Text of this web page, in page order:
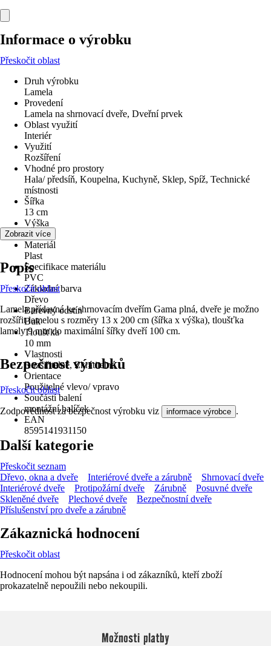
Informace o výrobku
Přeskočit oblast
Druh výrobku
Lamela
Provedení
Lamela na shrnovací dveře, Dveřní prvek
Oblast využití
Interiér
Využití
Rozšíření
Vhodné pro prostory
Hala/ předsíň, Koupelna, Kuchyně, Sklep, Spíž, Technické
místnosti
Šířka
13 cm
Výška
200 cm
Materiál
Plast
Specifikace materiálu
PVC
Základní barva
Dřevo
Barevný odstín
Buk
Tloušťka
10 mm
Vlastnosti
Rozšiřitelné, Zkrátitelné
Orientace
Použitelné vlevo/ vpravo
Součástí balení
montážní balíček
EAN
8595141931150
Zobrazit více
Popis
Přeskočit oblast
Lamela přídavná ke shrnovacím dveřím Gama plná, dveře je možno
rozšířit lamelou s rozměry 13 x 200 cm (šířka x výška), tloušťka
lamely 9 mm do maximální šířky dveří 100 cm.
Bezpečnost výrobků
Přeskočit oblast
Zodpovědnost za bezpečnost výrobku viz informace výrobce .
Další kategorie
Přeskočit seznam
Dřevo, okna a dveře
Interiérové dveře a zárubně
Shrnovací dveře
Interiérové dveře
Protipožární dveře Zárubně
Posuvné dveře
Skleněné dveře
Plechové dveře
Bezpečnostní dveře
Příslušenství pro dveře a zárubně
Zákaznická hodnocení
Přeskočit oblast
Hodnocení mohou být napsána i od zákazníků, kteří zboží
prokazatelně nepoužili nebo nekoupili.
Možnosti platby